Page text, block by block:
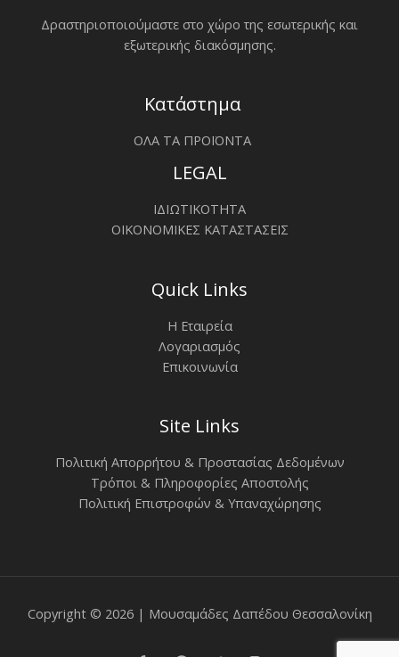
Δραστηριοποιoύμαστε στο χώρο της εσωτερικής και
εξωτερικής διακόσμησης.
Κατάστημα
ΟΛΑ ΤΑ ΠΡΟΪΟΝΤΑ
LEGAL
ΙΔΙΩΤΙΚΟΤΗΤΑ
ΟΙΚΟΝΟΜΙΚΕΣ ΚΑΤΑΣΤΑΣΕΙΣ
Quick Links
Η Εταιρεία
Λογαριασμός
Επικοινωνία
Site Links
Πολιτική Απορρήτου & Προστασίας Δεδομένων
Τρόποι & Πληροφορίες Αποστολής
Πολιτική Επιστροφών & Υπαναχώρησης
Copyright © 2026 | Μουσαμάδες Δαπέδου Θεσσαλονίκη